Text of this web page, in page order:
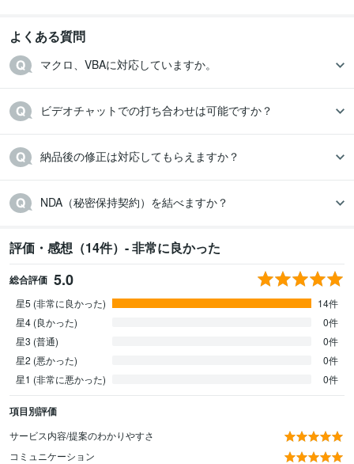
よくある質問
マクロ、VBAに対応していますか。
ビデオチャットでの打ち合わせは可能ですか？
納品後の修正は対応してもらえますか？
NDA（秘密保持契約）を結べますか？
評価・感想（14件）- 非常に良かった
総合評価 5.0
星5 (非常に良かった)
14件
星4 (良かった)
0件
星3 (普通)
0件
星2 (悪かった)
0件
星1 (非常に悪かった)
0件
項目別評価
サービス内容/提案のわかりやすさ
コミュニケーション